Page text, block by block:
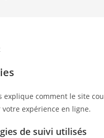
explique comment le site
expérience en ligne.
de suivi utilisés